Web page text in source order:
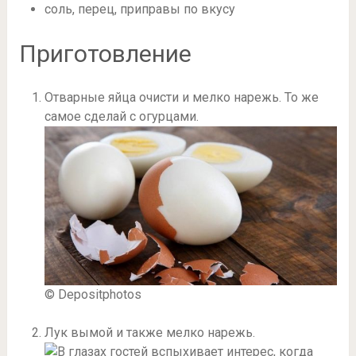
соль, перец, приправы по вкусу
Приготовление
Отварные яйца очисти и мелко нарежь. То же
самое сделай с огурцами.
© Depositphotos
Лук вымой и также мелко нарежь.